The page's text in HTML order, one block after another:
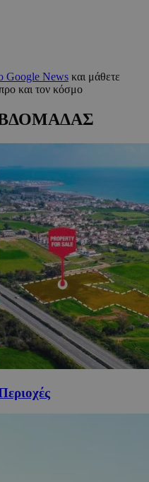
Google News και μάθετε
και τον κόσμο